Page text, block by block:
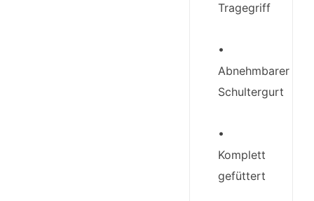
Tragegriff
•
Abnehmbarer
Schultergurt
•
Komplett
gefüttert